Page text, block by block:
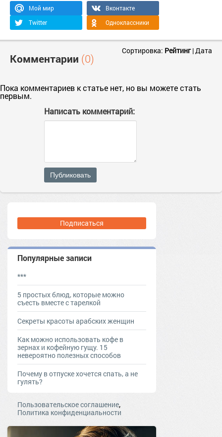
Мой мир
Вконтакте
Twitter
Одноклассники
Комментарии (0)
Сортировка: Рейтинг|Дата
Пока комментариев к статье нет, но вы можете стать
первым.
Написать комментарий:
Публиковать
Подписаться
Популярные записи
***
5 простых блюд, которые можно
съесть вместе с тарелкой
Секреты красоты арабских женщин
Как можно использовать кофе в
зернах и кофейную гущу. 15
невероятно полезных способов
Почему в отпуске хочется спать, а не
гулять?
Пользовательское соглашение,
Политика конфиденциальности